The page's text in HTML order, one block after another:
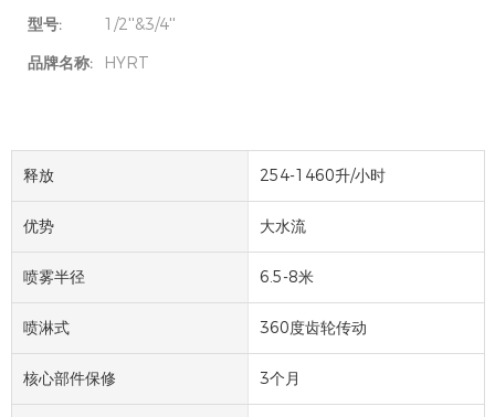
型号:
1/2''&3/4''
品牌名称:
HYRT
释放 254-1460升/小时
优势 大水流
喷雾半径 6.5-8米
喷淋式 360度齿轮传动
核心部件保修 3个月